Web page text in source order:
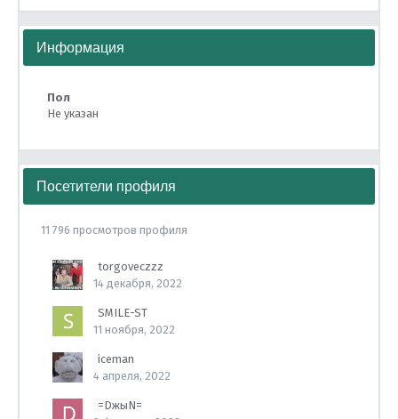
Информация
Пол
Не указан
Посетители профиля
11 796 просмотров профиля
torgoveczzz
14 декабря, 2022
SMILE-ST
11 ноября, 2022
iceman
4 апреля, 2022
=DжыN=